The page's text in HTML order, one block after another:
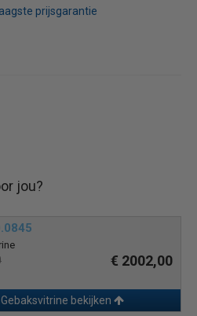
prijsgarantie
jou?
€ 2002,00
Gebaksvitrine bekijken